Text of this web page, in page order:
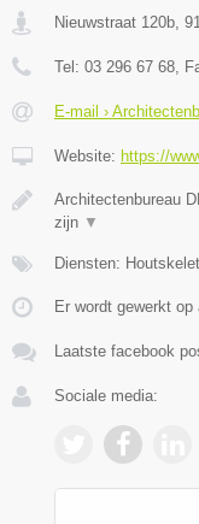
Nieuwstraat 120b
Tel: 03 296 67 68 ,
E-mail ›
Website: https://
Architectenbureau
zijn ▼
Diensten:
Er wordt gewerkt op
Laatste facebook
Sociale media: